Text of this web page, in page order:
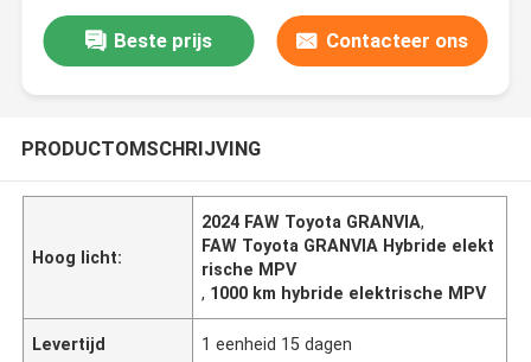
Beste prijs Contacteer ons
PRODUCTOMSCHRIJVING
Hoog licht:
2024 FAW Toyota GRANVIA,
FAW Toyota GRANVIA Hybride elekt
rische MPV
, 1000 km hybride elektrische MPV
Levertijd 1 eenheid 15 dagen